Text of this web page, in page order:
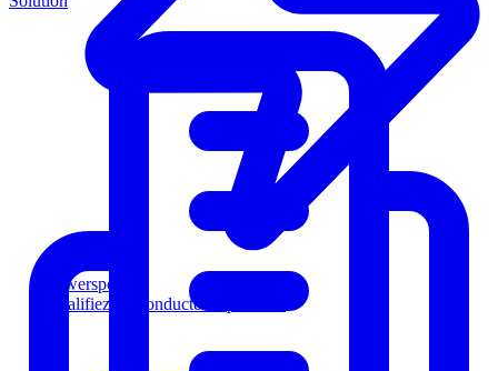
Powersports
Qualifiez les conducteurs plus vite